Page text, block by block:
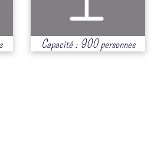
Capacité : 900 personnes